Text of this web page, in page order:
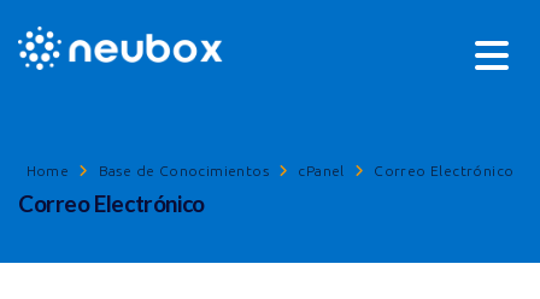
Home Base de Conocimientos cPanel Correo Electrónico
Correo Electrónico